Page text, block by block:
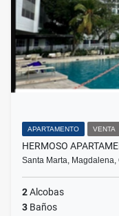
APARTAMENTO VENTA
HERMOSO
Santa Marta, Magdalena,
2Alcobas
3 Baños